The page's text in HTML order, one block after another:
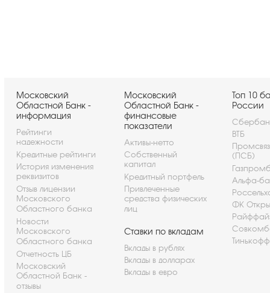
Московский
Областной Банк -
информация
Рейтинги
надежности
Кредитные рейтинги
История изменения
реквизитов
Отзыв лицензии
Московского
Областного банка
Новости
Московского
Областного банка
Отчетность ЦБ
Московский
Областной Банк -
отзывы
Московский
Областной Банк -
финансовые
показатели
Активы-нетто
Собственный
капитал
Кредитный портфель
Привлеченные
средства физических
лиц
Ставки по вкладам
Вклады в рублях
Вклады в долларах
Вклады в евро
Топ 10
России
ВТБ
(ПСБ)
Альфа-
ФК